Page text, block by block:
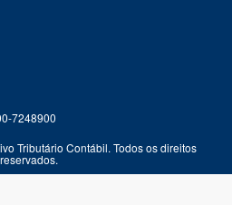
7248900
Tributário Contábil. Todos os direitos
reservados.